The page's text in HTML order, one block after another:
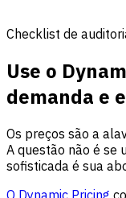
Checklist de
Use o
demanda e
Os preços são a
A questão não é se
sofisticada é sua
O Dynamic Pricing